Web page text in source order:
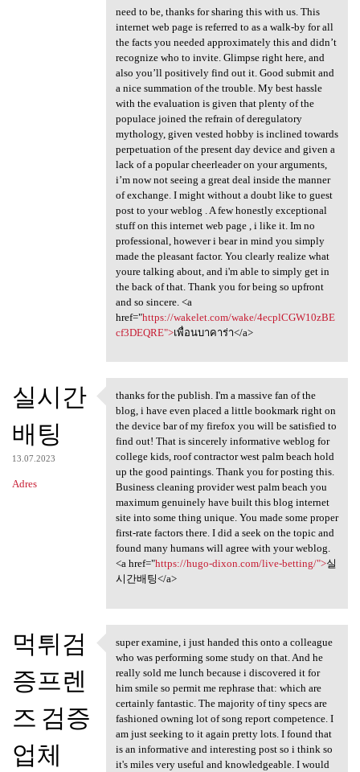
need to be, thanks for sharing this with us. This
internet web page is referred to as a walk-by for all
the facts you needed approximately this and didn’t
recognize who to invite. Glimpse right here, and
also you’ll positively find out it. Good submit and
a nice summation of the trouble. My best hassle
with the evaluation is given that plenty of the
populace joined the refrain of deregulatory
mythology, given vested hobby is inclined towards
perpetuation of the present day device and given a
lack of a popular cheerleader on your arguments,
i’m now not seeing a great deal inside the manner
of exchange. I might without a doubt like to guest
post to your weblog . A few honestly exceptional
stuff on this internet web page , i like it. Im no
professional, however i bear in mind you simply
made the pleasant factor. You clearly realize what
youre talking about, and i'm able to simply get in
the back of that. Thank you for being so upfront
and so sincere. <a
href="https://wakelet.com/wake/4ecplCGW10zBE
cf3DEQRE">เพื่อนบาคาร่า</a>
실시간
배팅
13.07.2023
Adres
thanks for the publish. I'm a
thanks for the publish. I'm a massive fan of the
blog, i have even placed a little bookmark right on
the device bar of my firefox you will be satisfied to
find out! That is sincerely informative weblog for
college kids, roof contractor west palm beach hold
up the good paintings. Thank you for posting this.
Business cleaning provider west palm beach you
maximum genuinely have built this blog internet
site into some thing unique. You made some proper
first-rate factors there. I did a seek on the topic and
found many humans will agree with your weblog.
<a href="https://hugo-dixon.com/live-betting/">실
시간배팅</a>
먹튀검
증프렌
즈 검증
업체
super examine, i just handed
super examine, i just handed this onto a colleague
who was performing some study on that. And he
really sold me lunch because i discovered it for
him smile so permit me rephrase that: which are
certainly fantastic. The majority of tiny specs are
fashioned owning lot of song report competence. I
am just seeking to it again pretty lots. I found that
is an informative and interesting post so i think so
it's miles very useful and knowledgeable. I would